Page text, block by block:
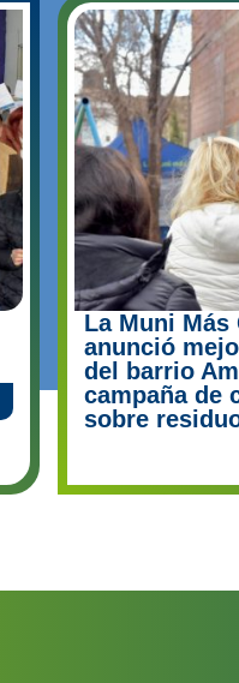
La Muni Más
anunció
del barrio
campaña de
sobre